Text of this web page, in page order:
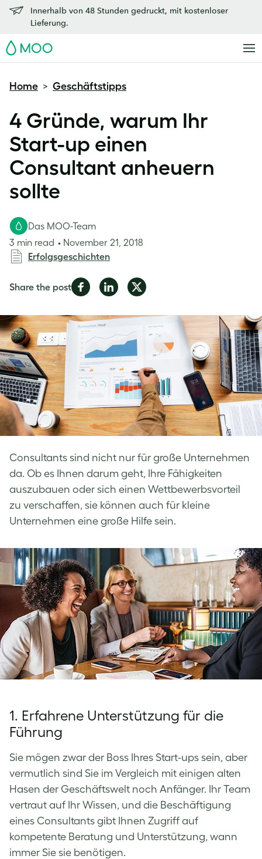
Innerhalb von 48 Stunden gedruckt, mit kostenloser
Lieferung.
MOO
Home > Geschäftstipps
4 Gründe, warum Ihr
Start-up einen
Consultant anheuern
sollte
Das MOO-Team
3 min read
November 21, 2018
Erfolgsgeschichten
Share the postShare
Facebook
Share
LinkedIn
Share
Twitter
Consultants sind nicht nur für große Unternehmen
da. Ob es Ihnen darum geht, Ihre Fähigkeiten
auszubauen oder sich einen Wettbewerbsvorteil
zu verschaffen, sie können auch für kleine
Unternehmen eine große Hilfe sein.
1. Erfahrene Unterstützung für die
Führung
Sie mögen zwar der Boss Ihres Start-ups sein, aber
vermutlich sind Sie im Vergleich mit einigen alten
Hasen der Geschäftswelt noch Anfänger. Ihr Team
vertraut auf Ihr Wissen, und die Beschäftigung
eines Consultants gibt Ihnen Zugriff auf
kompetente Beratung und Unterstützung, wann
immer Sie sie benötigen.